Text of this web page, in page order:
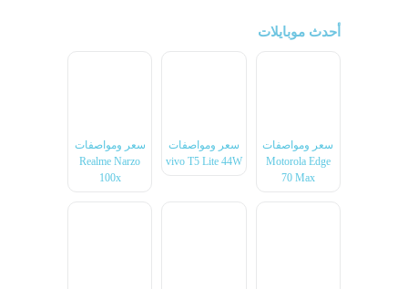
أحدث موبايلات
سعر ومواصفات
Motorola Edge
70 Max
سعر ومواصفات
vivo T5 Lite 44W
سعر ومواصفات
Realme Narzo
100x